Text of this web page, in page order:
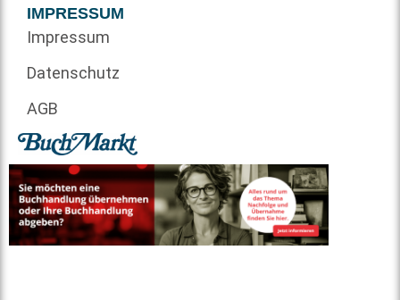
IMPRESSUM
Impressum
Datenschutz
AGB